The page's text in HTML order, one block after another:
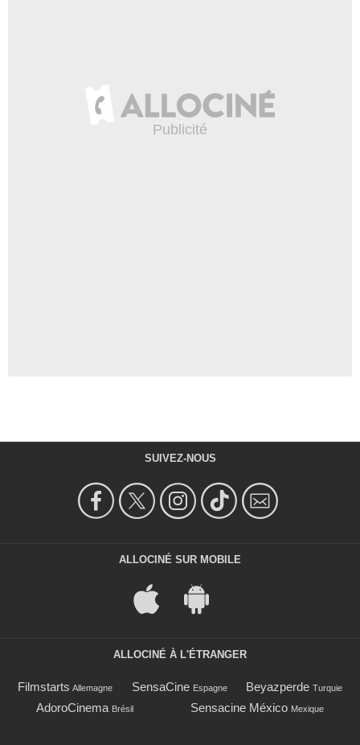
SUIVEZ-NOUS
ALLOCINÉ SUR MOBILE
ALLOCINÉ À L'ÉTRANGER
Filmstarts Allemagne SensaCine Espagne Beyazperde Turquie
AdoroCinema Brésil Sensacine México Mexique